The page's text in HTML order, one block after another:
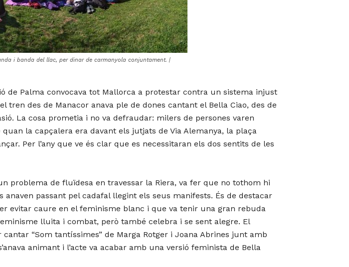
i banda del llac, per dinar de carmanyola conjuntament. |
de Palma convocava tot Mallorca a protestar contra un sistema injust
des de Manacor anava ple de dones cantant el Bella Ciao, des de
La cosa prometia i no va defraudar: milers de persones varen
la capçalera era davant els jutjats de Via Alemanya, la plaça
Per l’any que ve és clar que es necessitaran els dos sentits de les
problema de fluïdesa en travessar la Riera, va fer que no tothom hi
passant pel cadafal llegint els seus manifests. És de destacar
evitar caure en el feminisme blanc i que va tenir una gran rebuda
lluita i combat, però també celebra i se sent alegre. El
“Som tantíssimes” de Marga Rotger i Joana Abrines junt amb
animant i l’acte va acabar amb una versió feminista de Bella